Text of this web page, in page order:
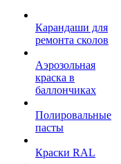
Карандаши для
ремонта сколов
Аэрозольная
краска в
баллончиках
Полировальные
пасты
Краски RAL